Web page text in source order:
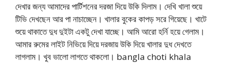
দেখার জন্য আমাদের পার্টিশনের দরজা দিয়ে উকি দিলাম। দেখি খালা শুয়ে
টিভি দেখছেন আর পা নাচাচ্ছেন। খালার বুকের কাপড় সরে গিয়েছে। খাটে
শুয়ে থাকাতে দুধ দুইটা একটু দেখা যাচ্ছে। আমি আরো হর্নি হয়ে গেলাম।
আমার রুমের লাইট নিভিয়ে দিয়ে দরজায় উকি দিয়ে খালার দুধ দেখতে
লাগলাম। খুব ভালো লাগতে থাকলো। bangla choti khala